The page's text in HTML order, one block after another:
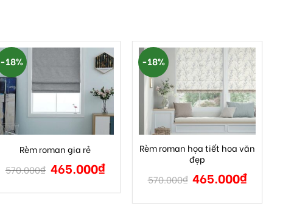
-18%
Rèm roman gia rẻ
570.000₫ 465.000₫
-18%
Rèm roman họa tiết hoa văn
đẹp
570.000₫ 465.000₫